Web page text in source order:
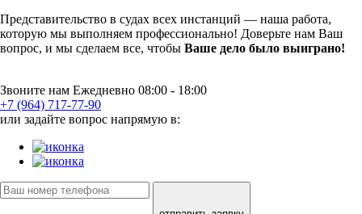
Представительство в судах всех инстанций — наша работа,
которую мы выполняем профессионально! Доверьте нам Ваш
вопрос, и мы сделаем все, чтобы Ваше дело было выиграно!
Звоните нам Ежедневно 08:00 - 18:00
+7 (964) 717-77-90
или задайте вопрос напрямую в: